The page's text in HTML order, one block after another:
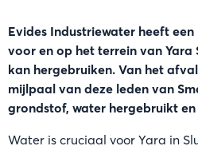
Evides Industriewater heeft
voor en op het terrein van
kan hergebruiken. Van het
mijlpaal van deze leden van
grondstof, water hergebruikt
Water is cruciaal voor Yara in